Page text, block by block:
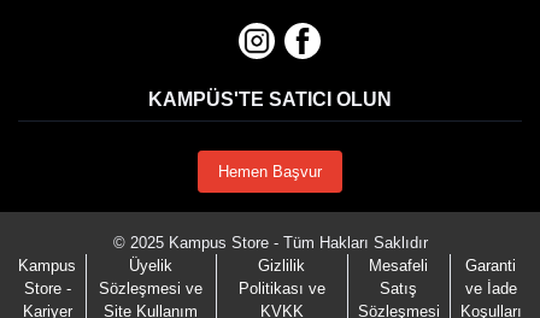
KAMPÜS'TE SATICI OLUN
Hemen Başvur
© 2025 Kampus Store - Tüm Hakları Saklıdır
Kampus
Store -
Kariyer
Üyelik
Sözleşmesi ve
Site Kullanım
Gizlilik
Politikası ve
KVKK
Mesafeli
Satış
Sözleşmesi
Garanti
ve İade
Koşulları